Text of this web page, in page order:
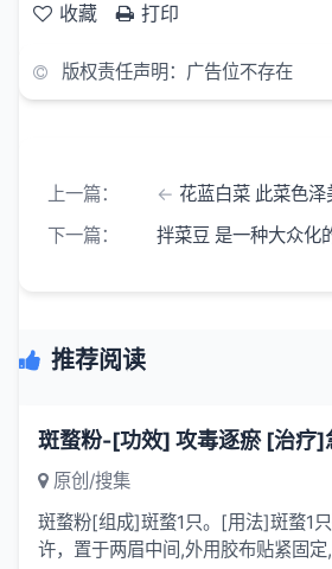
收藏
打印
版权责任声明：广告位不存在
上一篇：
花蓝白菜 此菜色
下一篇：
推荐阅读
原创/搜集
斑蝥粉[组成]斑蝥1只。[用法]斑蝥1
许，置于两眉中间,外用胶布贴紧固定